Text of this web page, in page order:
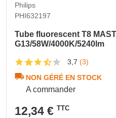
Philips
PHI632197
Tube fluorescent T8
G13/58W/4000K/5240lm
3,7 (3)
NON GÉRÉ EN STOCK
A commander
12,34 € TTC